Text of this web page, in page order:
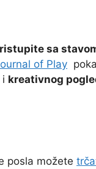
sa
of Play
kreativnog
posla možete